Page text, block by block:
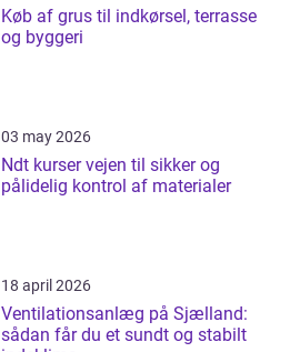
Køb af grus til indkørsel, terrasse
og byggeri
03 may 2026
Ndt kurser vejen til sikker og
pålidelig kontrol af materialer
18 april 2026
Ventilationsanlæg på Sjælland:
sådan får du et sundt og stabilt